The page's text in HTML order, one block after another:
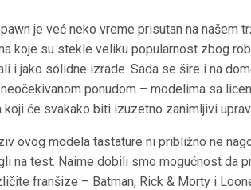
je već neko vreme prisutan na našem
koje su stekle veliku popularnost zbog
i jako solidne izrade. Sada se šire i na
ponudom – modelima sa
koji će svakako biti izuzetno zanimljivi
ovog modela tastature ni približno ne
na test. Naime dobili smo mogućnost da
franšize – Batman, Rick & Morty i